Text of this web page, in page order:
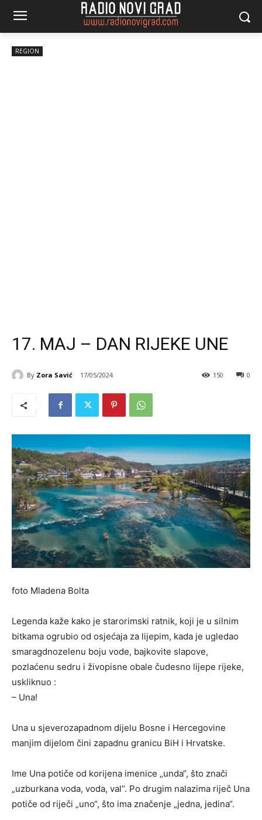
REGION
17. MAJ – DAN RIJEKE UNE
By Zora Savić 17/05/2024 0
150
foto Mladena Bolta
Legenda kaže kako je starorimski ratnik, koji je u silnim
bitkama ogrubio od osjećaja za lijepim, kada je ugledao
smaragdnozelenu boju vode, bajkovite slapove,
pozlaćenu sedru i živopisne obale čudesno lijepe rijeke,
uskliknuo :
– Una!
Una u sjeverozapadnom dijelu Bosne i Hercegovine
manjim dijelom čini zapadnu granicu BiH i Hrvatske.
Ime Una potiče od korijena imenice „unda“, što znači
„uzburkana voda, voda, val“. Po drugim nalazima riječ Una
potiče od riječi „uno“, što ima značenje „jedna, jedina“.